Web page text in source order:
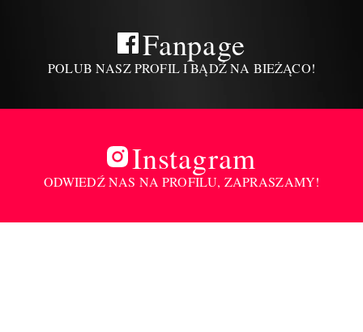
Fanpage
POLUB NASZ PROFIL I BĄDŹ NA BIEŻĄCO!
Instagram
ODWIEDŹ NAS NA PROFILU, ZAPRASZAMY!